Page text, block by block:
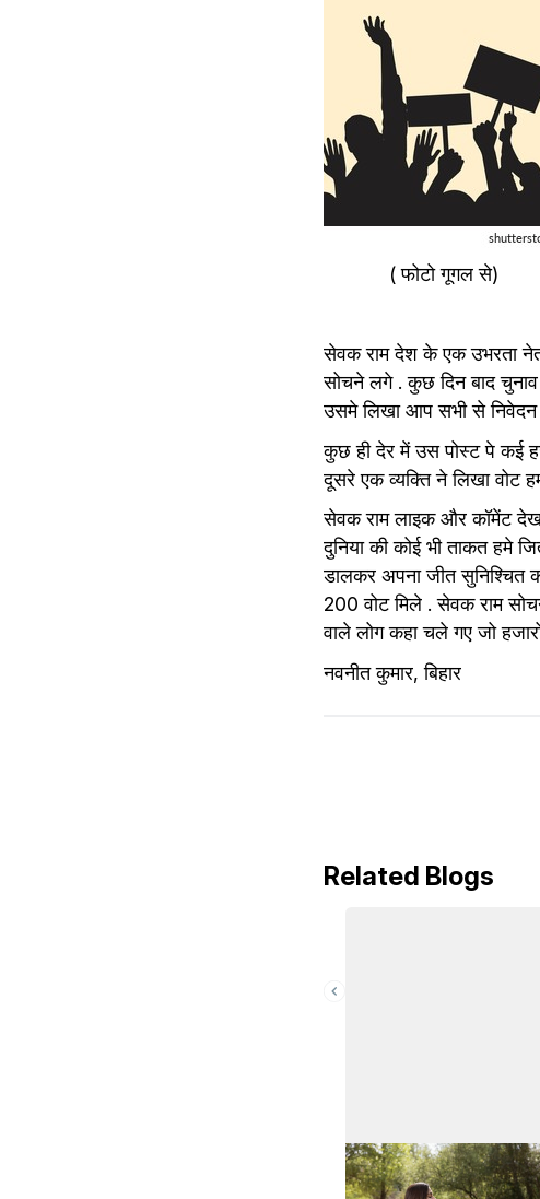
            ( फोटो गूगल से)
सेवक राम देश के एक उभरता
सोचने लगे . कुछ दिन बाद
उसमे लिखा आप सभी से
कुछ ही देर में उस पोस्ट पे कई
दूसरे एक व्यक्ति ने लिखा वोट
सेवक राम लाइक और कॉमेंट देख
दुनिया की कोई भी ताकत हमे
डालकर अपना जीत सुनिश्चित
200 वोट मिले . सेवक राम
वाले लोग कहा चले गए जो
नवनीत कुमार, बिहार
Related Blogs